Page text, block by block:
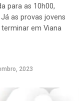
para as 10h00,
as provas jovens
em Viana
2023